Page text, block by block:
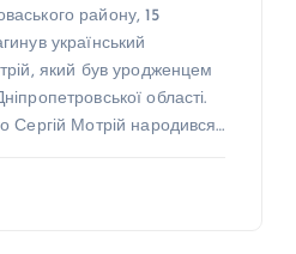
району, 15
український
який був уродженцем
області.
Сергій Мотрій народився…